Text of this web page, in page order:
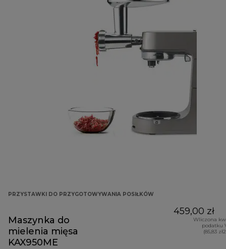
PRZYSTAWKI DO PRZYGOTOWYWANIA POSIŁKÓW
Maszynka do
mielenia mięsa
KAX950ME
459,00 zł
Wliczona
podatku
(85,83